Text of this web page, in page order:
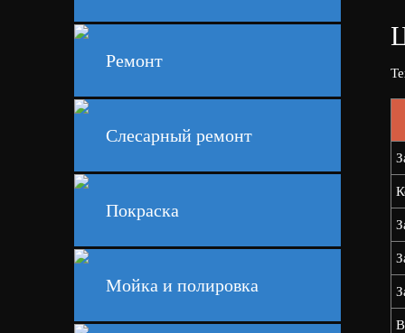
Ремонт
Слесарный ремонт
Покраска
Мойка и полировка